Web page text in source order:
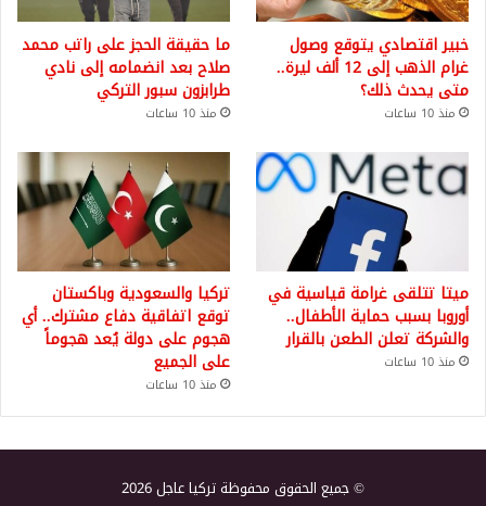
خبير اقتصادي يتوقع وصول
غرام الذهب إلى 12 ألف ليرة..
متى يحدث ذلك؟
منذ 10 ساعات
ما حقيقة الحجز على راتب محمد
صلاح بعد انضمامه إلى نادي
طرابزون سبور التركي
منذ 10 ساعات
ميتا تتلقى غرامة قياسية في
أوروبا بسبب حماية الأطفال..
والشركة تعلن الطعن بالقرار
منذ 10 ساعات
تركيا والسعودية وباكستان
توقع اتفاقية دفاع مشترك.. أي
هجوم على دولة يُعد هجوماً
على الجميع
منذ 10 ساعات
© جميع الحقوق محفوظة تركيا عاجل 2026